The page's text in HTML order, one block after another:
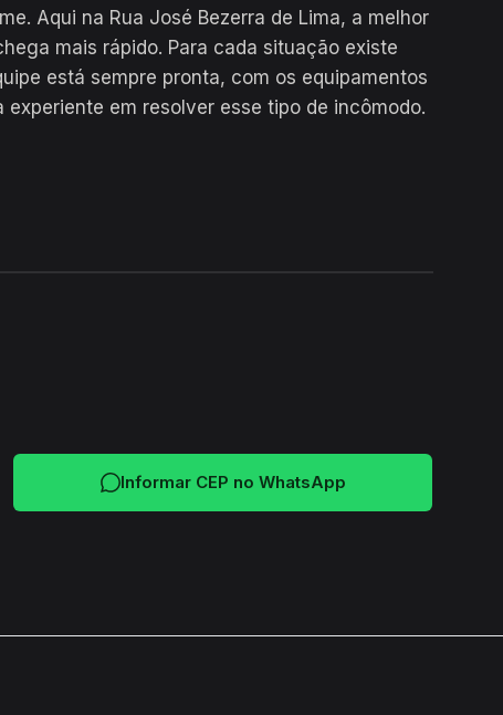
Aqui na Rua José Bezerra de Lima, a melhor
mais rápido. Para cada situação existe
está sempre pronta, com os equipamentos
em resolver esse tipo de incômodo.
Informar CEP no WhatsApp